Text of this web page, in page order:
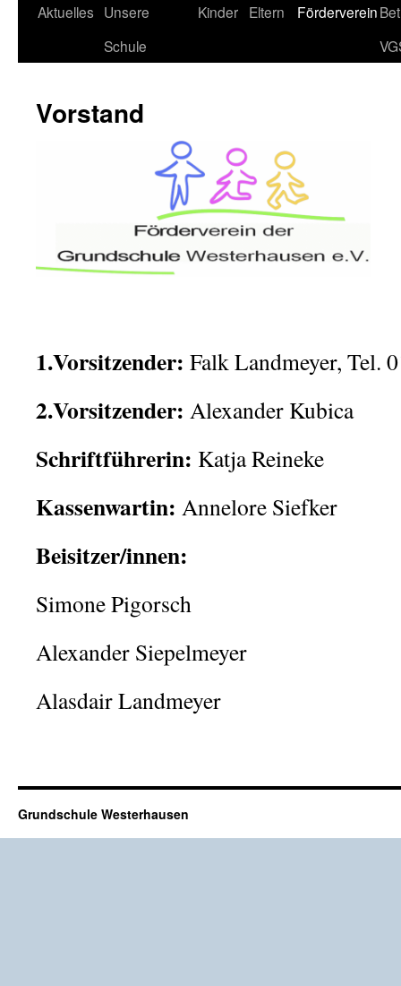
Aktuelles Unsere
Schule
Kinder Eltern Förderverein
Vorstand
1.Vorsitzender: Falk Landmeyer, Tel.
2.Vorsitzender: Alexander Kubica
Schriftführerin: Katja Reineke
Kassenwartin: Annelore Siefker
Beisitzer/innen:
Simone Pigorsch
Alexander Siepelmeyer
Alasdair Landmeyer
Grundschule Westerhausen